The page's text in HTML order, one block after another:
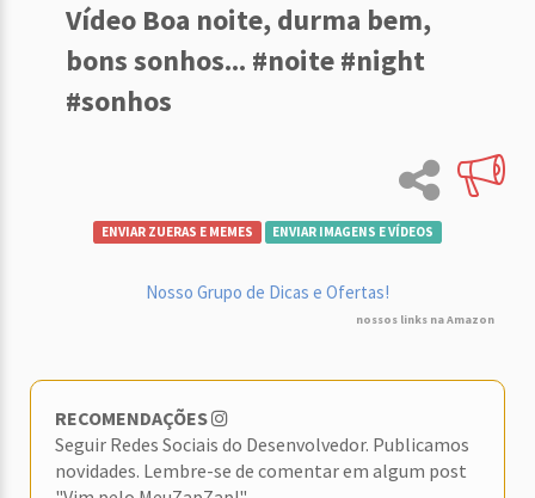
Vídeo Boa noite, durma bem,
bons sonhos... #noite #night
#sonhos
ENVIAR ZUERAS E MEMES ENVIAR IMAGENS E VÍDEOS
Nosso Grupo de Dicas e Ofertas!
nossos links na Amazon
RECOMENDAÇÕES
Seguir Redes Sociais do Desenvolvedor. Publicamos
novidades. Lembre-se de comentar em algum post